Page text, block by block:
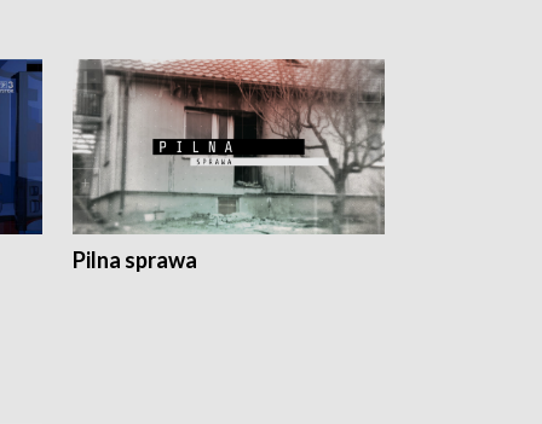
Pilna sprawa